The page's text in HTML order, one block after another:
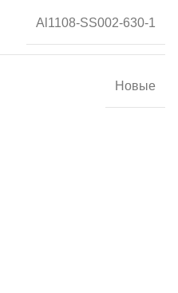
Al1108-SS002-630-1
Новые